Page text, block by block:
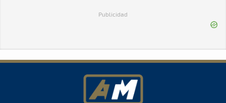
Publicidad